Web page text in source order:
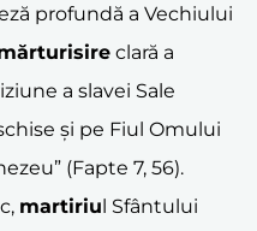
profundă a Vechiului
clară a
a slavei Sale
și pe Fiul Omului
(Fapte 7, 56).
martiriul Sfântului